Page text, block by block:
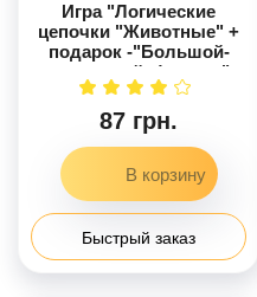
Игра "Логические
цепочки "Животные" +
подарок -"Большой-
маленький. Фигуры"
87 грн.
Быстрый заказ